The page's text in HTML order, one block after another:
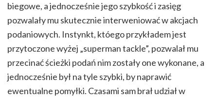
biegowe, a jednocześnie jego szybkość i zasięg
pozwalały mu skutecznie interweniować w akcjach
podaniowych. Instynkt, któego przykładem jest
przytoczone wyżej „superman tackle”, pozwalał mu
przecinać ścieżki podań nim zostały one wykonane, a
jednocześnie był na tyle szybki, by naprawić
ewentualne pomyłki. Czasami sam brał udział w